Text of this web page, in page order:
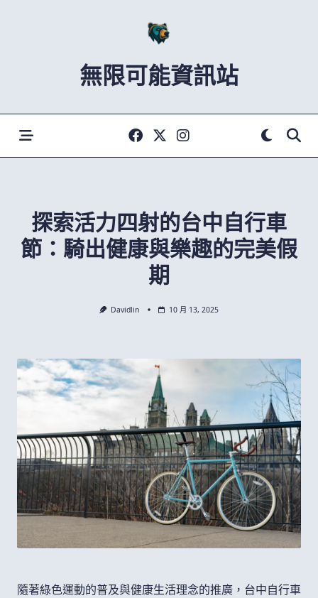
無限可能資訊站
探索活力四射的台中自行車
節：騎出健康與樂趣的完美假
期
Davidlin 10 月 13, 2025
隨著綠色運動的普及與健康生活理念的推廣，台中自行車